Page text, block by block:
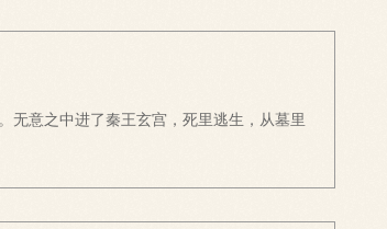
无意之中进了秦王玄宫，死里逃生，从墓里